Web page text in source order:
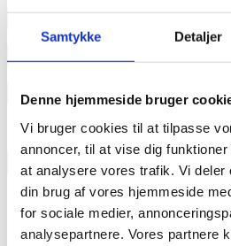
Samtykke Detaljer
Denne hjemmeside bruger
Vi bruger cookies til at tilpasse
annoncer, til at vise dig
at analysere vores trafik. Vi deler
din brug af vores hjemmeside
for sociale medier,
analysepartnere. Vores partnere
annonce
annonce
Like us
RAINBOW BUSINESS